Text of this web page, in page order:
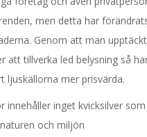
men detta har
Genom att man
att tillverka led belysning så
ljuskällorna mer prisvärda.
innehåller inget kvicksilver
och miljön